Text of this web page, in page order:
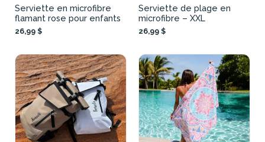
Serviette en microfibre
flamant rose pour enfants
26,99 $
Serviette de plage en
microfibre – XXL
26,99 $